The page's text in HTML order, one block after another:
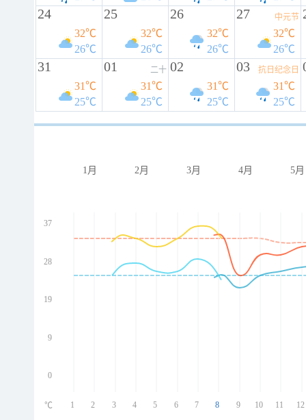
24
32℃
26℃
25
32℃
26℃
26
32℃
26℃
27 中元节
32℃
26℃
31
31℃
25℃
01 二十
31℃
25℃
02
31℃
25℃
03 抗日纪念日
31℃
25℃
1月 2月 3月 4月 5月
37
28
19
9
0
1 2 3 4 5 6 7 8 9 10 11 12
℃